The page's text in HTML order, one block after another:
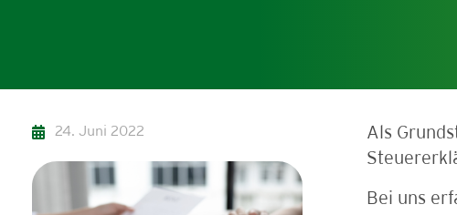
24. Juni 2022
Als
Bei uns